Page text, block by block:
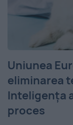
Uniunea
eliminarea
Inteligența
proces